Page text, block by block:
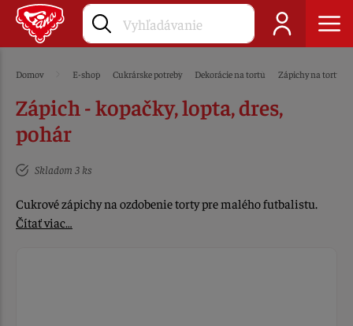
Domov E-shop Cukrárske potreby Dekorácie na tortu Zápichy na tortu
Zápich - kopačky, lopta, dres,
pohár
Skladom 3 ks
Cukrové zápichy na ozdobenie torty pre malého futbalistu.
Čítať viac…